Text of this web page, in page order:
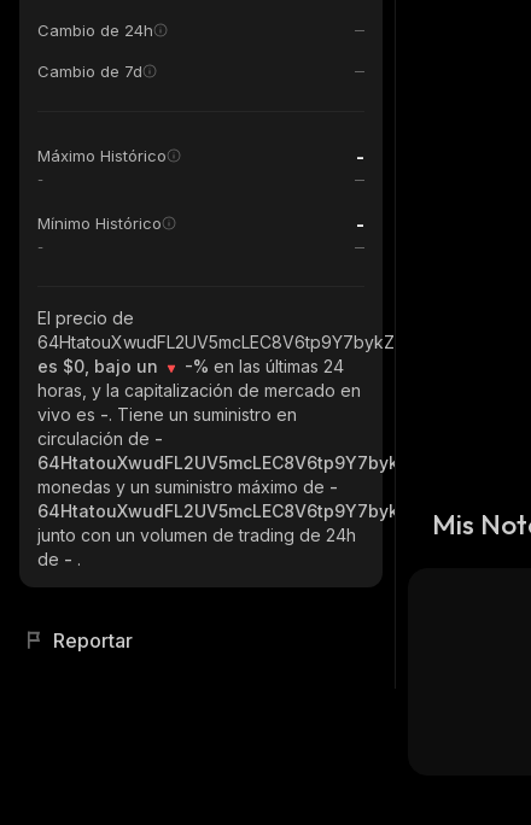
Cambio de 24h
Cambio de 7d
Máximo Histórico -
-
Mínimo Histórico -
-
El precio de
es $0, bajo un
-% en las últimas 24
horas, y la capitalización de mercado en
vivo es -. Tiene un suministro en
circulación de -
monedas y un suministro máximo de -
junto con un volumen de trading de 24h
de - .
Reportar
Mis